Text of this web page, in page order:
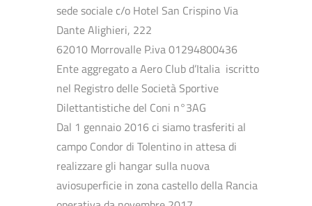
sede sociale c/o Hotel San Crispino Via
Dante Alighieri, 222
62010 Morrovalle P.iva 01294800436
Ente aggregato a Aero Club d’Italia iscritto
nel Registro delle Società Sportive
Dilettantistiche del Coni n°3AG
Dal 1 gennaio 2016 ci siamo trasferiti al
campo Condor di Tolentino in attesa di
realizzare gli hangar sulla nuova
aviosuperficie in zona castello della Rancia